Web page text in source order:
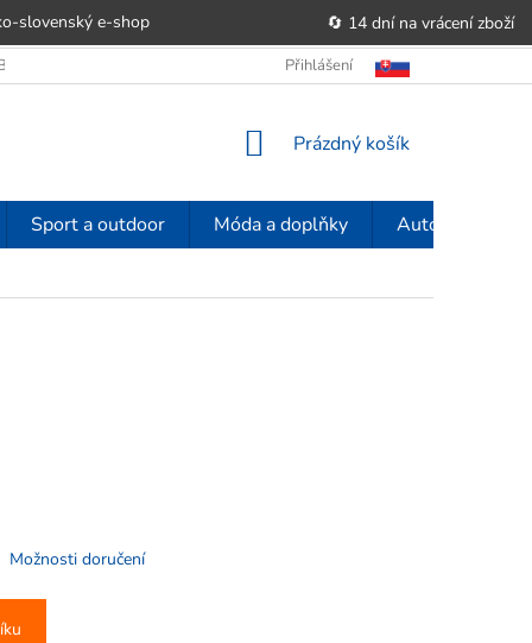
slovenský e‑shop
🔄 14 dní na vrácení zboží
POUČENÍ O PRÁVU
Přihlášení
NÁKUPNÍ
Prázdný košík
Sport a outdoor Móda a doplňky Auto-moto
Možnosti doručení